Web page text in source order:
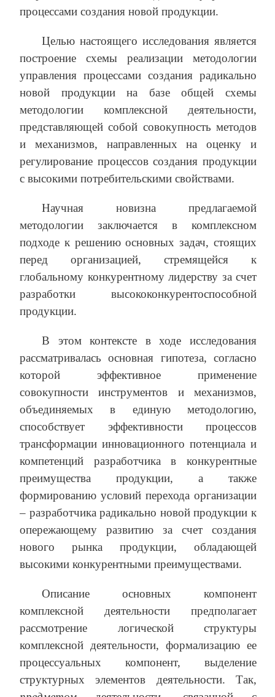
процессами создания новой продукции.
Целью настоящего исследования является
построение схемы реализации методологии
управления процессами создания радикально
новой продукции на базе общей схемы
методологии комплексной деятельности,
представляющей собой совокупность методов
и механизмов, направленных на оценку и
регулирование процессов создания продукции
с высокими потребительскими свойствами.
Научная новизна предлагаемой
методологии заключается в комплексном
подходе к решению основных задач, стоящих
перед организацией, стремящейся к
глобальному конкурентному лидерству за счет
разработки высококонкурентоспособной
продукции.
В этом контексте в ходе исследования
рассматривалась основная гипотеза, согласно
которой эффективное применение
совокупности инструментов и механизмов,
объединяемых в единую методологию,
способствует эффективности процессов
трансформации инновационного потенциала и
компетенций разработчика в конкурентные
преимущества продукции, а также
формированию условий перехода организации
– разработчика радикально новой продукции к
опережающему развитию за счет создания
нового рынка продукции, обладающей
высокими конкурентными преимуществами.
Описание основных компонент
комплексной деятельности предполагает
рассмотрение логической структуры
комплексной деятельности, формализацию ее
процессуальных компонент, выделение
структурных элементов деятельности. Так,